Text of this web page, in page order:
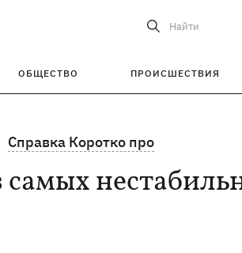
Найти
ОБЩЕСТВО ПРОИСШЕСТВИЯ
Справка Коротко про